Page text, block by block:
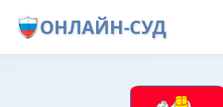
ОНЛАЙН-СУД